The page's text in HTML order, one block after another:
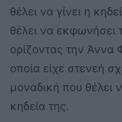
θέλει να γίνει η
θέλει να εκφωνήσει
ορίζοντας την Άννα
οποία είχε στενεή
μοναδική που θέλει
κηδεία της.